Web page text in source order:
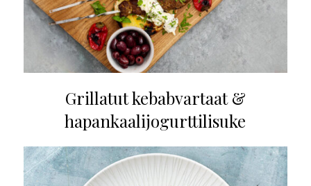
Grillatut kebabvartaat &
hapankaalijogurttilisuke